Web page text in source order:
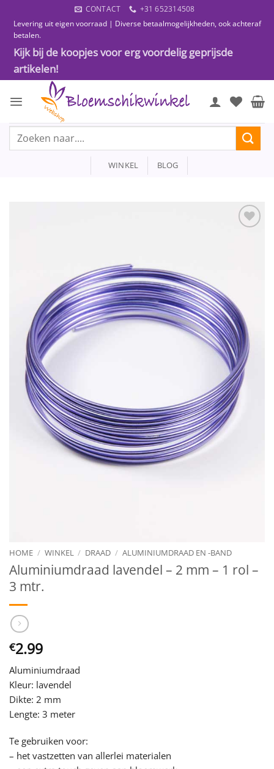
naar
inhoud
CONTACT
+31 652314508
Levering uit eigen voorraad | Diverse betaalmogelijkheden, ook achteraf
betalen.
Kijk bij de koopjes voor erg voordelig geprijsde
artikelen!
Zoeken
WINKEL BLOG
HOME / WINKEL / DRAAD / ALUMINIUMDRAAD EN -BAND
Aluminiumdraad lavendel – 2 mm – 1 rol –
3 mtr.
€2.99
Aluminiumdraad
Kleur: lavendel
Dikte: 2 mm
Lengte: 3 meter
Te gebruiken voor:
– het vastzetten van allerlei materialen